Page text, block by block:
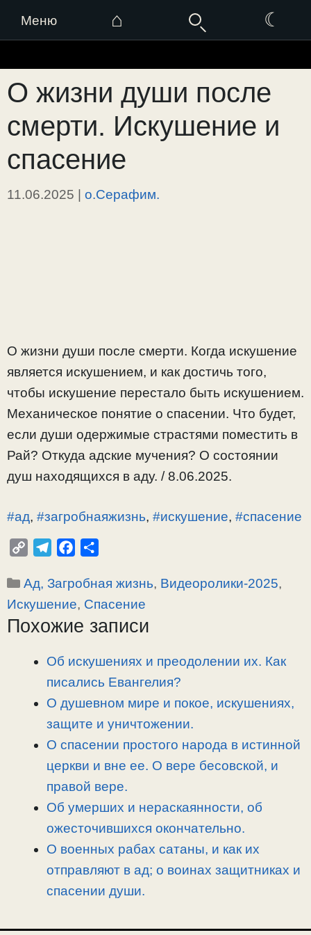
Меню ⌂ ☾
к
содержимому
О жизни души после
смерти. Искушение и
спасение
11.06.2025 | о.Серафим.
О жизни души после смерти. Когда искушение
является искушением, и как достичь того,
чтобы искушение перестало быть искушением.
Механическое понятие о спасении. Что будет,
если души одержимые страстями поместить в
Рай? Откуда адские мучения? О состоянии
душ находящихся в аду. / 8.06.2025.
#ад, #загробнаяжизнь, #искушение, #спасение
p
y
L
l
e
g
a
c
e
b
п
р
а
Рубрики
Ад, Загробная жизнь, Видеоролики-2025,
Искушение, Спасение
Похожие записи
Об искушениях и преодолении их. Как
писались Евангелия?
О душевном мире и покое, искушениях,
защите и уничтожении.
О спасении простого народа в истинной
церкви и вне ее. О вере бесовской, и
правой вере.
Об умерших и нераскаянности, об
ожесточившихся окончательно.
О военных рабах сатаны, и как их
отправляют в ад; о воинах защитниках и
спасении души.